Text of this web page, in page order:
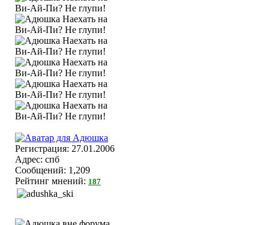
Регистрация: 27.01.2006
Адрес: спб
Сообщений: 1,209
Рейтинг мнений: 187